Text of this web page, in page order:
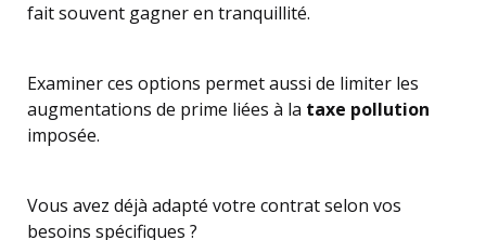
fait souvent gagner en tranquillité.
Examiner ces options permet aussi de limiter les
augmentations de prime liées à la taxe pollution
imposée.
Vous avez déjà adapté votre contrat selon vos
besoins spécifiques ?